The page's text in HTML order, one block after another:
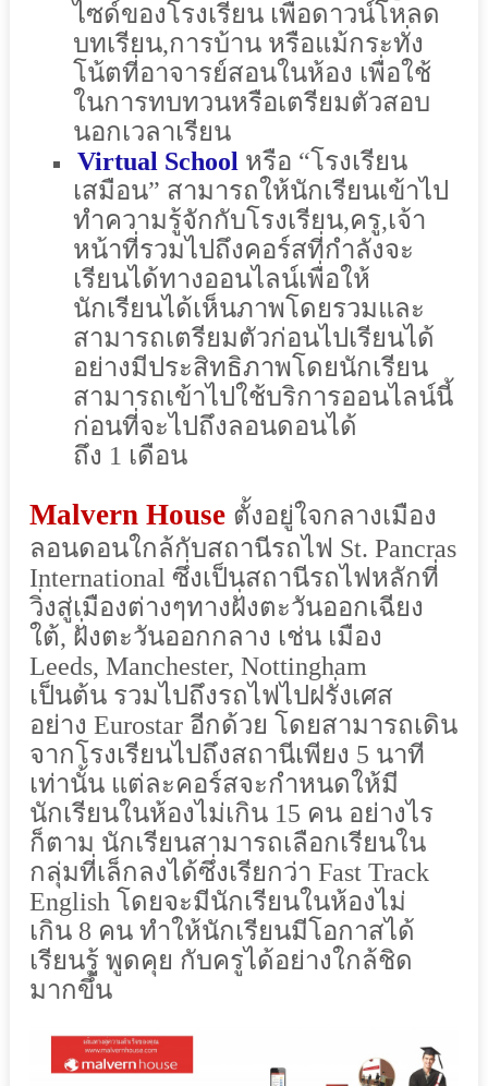
ไซด์ของโรงเรียน เพื่อดาวน์โหลด
บทเรียน,การบ้าน หรือแม้กระทั่ง
โน้ตที่อาจารย์สอนในห้อง เพื่อใช้
ในการทบทวนหรือเตรียมตัวสอบ
นอกเวลาเรียน
Virtual School หรือ “โรงเรียน
เสมือน” สามารถให้นักเรียนเข้าไป
ทำความรู้จักกับโรงเรียน,ครู,เจ้า
หน้าที่รวมไปถึงคอร์สที่กำลังจะ
เรียนได้ทางออนไลน์เพื่อให้
นักเรียนได้เห็นภาพโดยรวมและ
สามารถเตรียมตัวก่อนไปเรียนได้
อย่างมีประสิทธิภาพโดยนักเรียน
สามารถเข้าไปใช้บริการออนไลน์นี้
ก่อนที่จะไปถึงลอนดอนได้
ถึง 1 เดือน
Malvern House ตั้งอยู่ใจกลางเมือง
ลอนดอนใกล้กับสถานีรถไฟ St. Pancras
International ซึ่งเป็นสถานีรถไฟหลักที่
วิ่งสู่เมืองต่างๆทางฝั่งตะวันออกเฉียง
ใต้, ฝั่งตะวันออกกลาง เช่น เมือง
Leeds, Manchester, Nottingham
เป็นต้น รวมไปถึงรถไฟไปฝรั่งเศส
อย่าง Eurostar อีกด้วย โดยสามารถเดิน
จากโรงเรียนไปถึงสถานีเพียง 5 นาที
เท่านั้น แต่ละคอร์สจะกำหนดให้มี
นักเรียนในห้องไม่เกิน 15 คน อย่างไร
ก็ตาม นักเรียนสามารถเลือกเรียนใน
กลุ่มที่เล็กลงได้ซึ่งเรียกว่า Fast Track
English โดยจะมีนักเรียนในห้องไม่
เกิน 8 คน ทำให้นักเรียนมีโอกาสได้
เรียนรู้ พูดคุย กับครูได้อย่างใกล้ชิด
มากขึ้น